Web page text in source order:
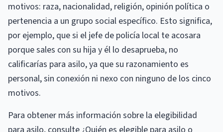
motivos: raza, nacionalidad, religión, opinión política o
pertenencia a un grupo social específico. Esto significa,
por ejemplo, que si el jefe de policía local te acosara
porque sales con su hija y él lo desaprueba, no
calificarías para asilo, ya que su razonamiento es
personal, sin conexión ni nexo con ninguno de los cinco
motivos.
Para obtener más información sobre la elegibilidad